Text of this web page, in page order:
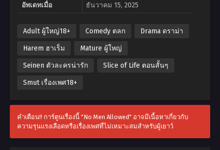
อัพเดทเมื่อ ธันวาคม 15, 2025
Adult ผู้ใหญ่18+ Comedy ตลก Drama ดราม่า
Harem ฮาเร็ม Mature ผู้ใหญ่
Seinen ตัวละครน่ารัก Slice of Life ตอนสั้นๆ
Smut เรื่องเพศ18+
คำเตือน!! การ์ตูนเรื่องนี้ "No Men Allowed" อาจมีเนื้อหาเกี่ยวกับ
ความรุนแรงเลือดหรือเรื่องเพศที่ไม่เหมาะสมสำหรับผู้เยาว์